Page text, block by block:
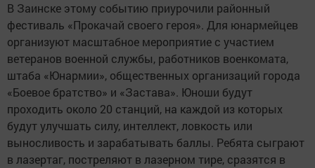
В Заинске этому событию приурочили районный
фестиваль «Прокачай своего героя». Для юнармейцев
организуют масштабное мероприятие с участием
ветеранов военной службы, работников военкомата,
штаба «Юнармии», общественных организаций города
«Боевое братство» и «Застава». Юноши будут
проходить около 20 станций, на каждой из которых
будут улучшать силу, интеллект, ловкость или
выносливость и зарабатывать баллы. Ребята сыграют
в лазертаг, постреляют в лазерном тире, сразятся в